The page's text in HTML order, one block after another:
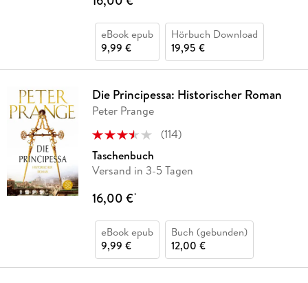
eBook epub
9,99 €
Hörbuch Download
19,95 €
Die Principessa: Historischer Roman
Peter Prange
(114)
Taschenbuch
Versand in 3-5 Tagen
16,00 €*
eBook epub
9,99 €
Buch (gebunden)
12,00 €